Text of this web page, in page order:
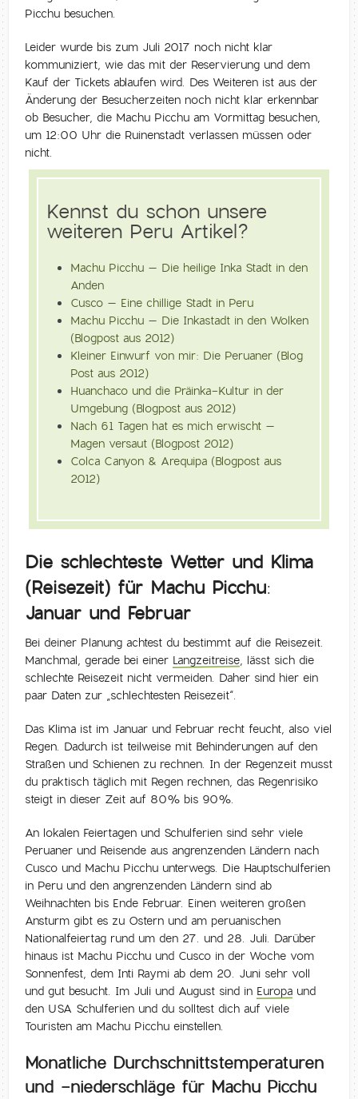
Picchu besuchen.
Leider wurde bis zum Juli 2017 noch nicht klar
kommuniziert, wie das mit der Reservierung und dem
Kauf der Tickets ablaufen wird. Des Weiteren ist aus der
Änderung der Besucherzeiten noch nicht klar erkennbar
ob Besucher, die Machu Picchu am Vormittag besuchen,
um 12:00 Uhr die Ruinenstadt verlassen müssen oder
nicht.
Kennst du schon unsere
weiteren Peru Artikel?
Machu Picchu – Die heilige Inka Stadt in den
Anden
Cusco – Eine chillige Stadt in Peru
Machu Picchu – Die Inkastadt in den Wolken
(Blogpost aus 2012)
Kleiner Einwurf von mir: Die Peruaner (Blog
Post aus 2012)
Huanchaco und die Präinka-Kultur in der
Umgebung (Blogpost aus 2012)
Nach 61 Tagen hat es mich erwischt –
Magen versaut (Blogpost 2012)
Colca Canyon & Arequipa (Blogpost aus
2012)
Die schlechteste Wetter und Klima
(Reisezeit) für Machu Picchu:
Januar und Februar
Bei deiner Planung achtest du bestimmt auf die Reisezeit.
Manchmal, gerade bei einer Langzeitreise, lässt sich die
schlechte Reisezeit nicht vermeiden. Daher sind hier ein
paar Daten zur „schlechtesten Reisezeit“.
Das Klima ist im Januar und Februar recht feucht, also viel
Regen. Dadurch ist teilweise mit Behinderungen auf den
Straßen und Schienen zu rechnen. In der Regenzeit musst
du praktisch täglich mit Regen rechnen, das Regenrisiko
steigt in dieser Zeit auf 80% bis 90%.
An lokalen Feiertagen und Schulferien sind sehr viele
Peruaner und Reisende aus angrenzenden Ländern nach
Cusco und Machu Picchu unterwegs. Die Hauptschulferien
in Peru und den angrenzenden Ländern sind ab
Weihnachten bis Ende Februar. Einen weiteren großen
Ansturm gibt es zu Ostern und am peruanischen
Nationalfeiertag rund um den 27. und 28. Juli. Darüber
hinaus ist Machu Picchu und Cusco in der Woche vom
Sonnenfest, dem Inti Raymi ab dem 20. Juni sehr voll
und gut besucht. Im Juli und August sind in Europa und
den USA Schulferien und du solltest dich auf viele
Touristen am Machu Picchu einstellen.
Monatliche Durchschnittstemperaturen
und -niederschläge für Machu Picchu